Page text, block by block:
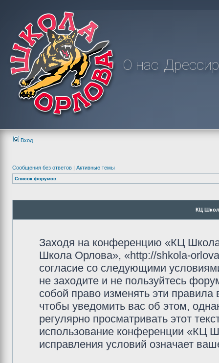
О нас
Вход
Сообщения без ответов | Активные темы
Список форумов
КЦ
Заходя на конференцию «КЦ
Школа Орлова», «http://shkola-
согласие со следующими
не заходите и не пользуйтесь
собой право изменять эти
чтобы уведомить вас об этом,
регулярно просматривать этот
использование конференции «КЦ
исправления условий означает